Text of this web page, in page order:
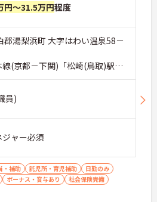
円～31.5万円程度
郡湯梨浜町 大字はわい温泉58－
線(京都－下関)「松崎(鳥取)駅」
分
員)
ャー必須
・補助 託児所・育児補助
日勤のみ
ボーナス・賞与あり
社会保険完備